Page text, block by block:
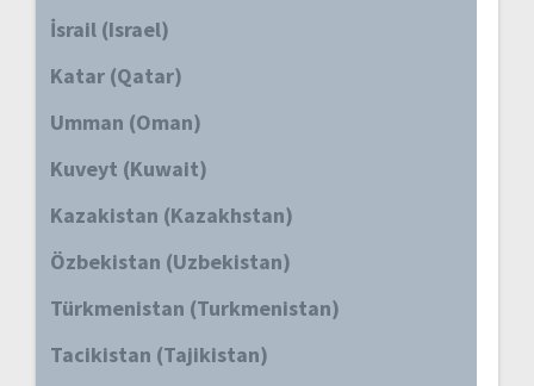
İsrail (Israel)
Katar (Qatar)
Umman (Oman)
Kuveyt (Kuwait)
Kazakistan (Kazakhstan)
Özbekistan (Uzbekistan)
Türkmenistan (Turkmenistan)
Tacikistan (Tajikistan)